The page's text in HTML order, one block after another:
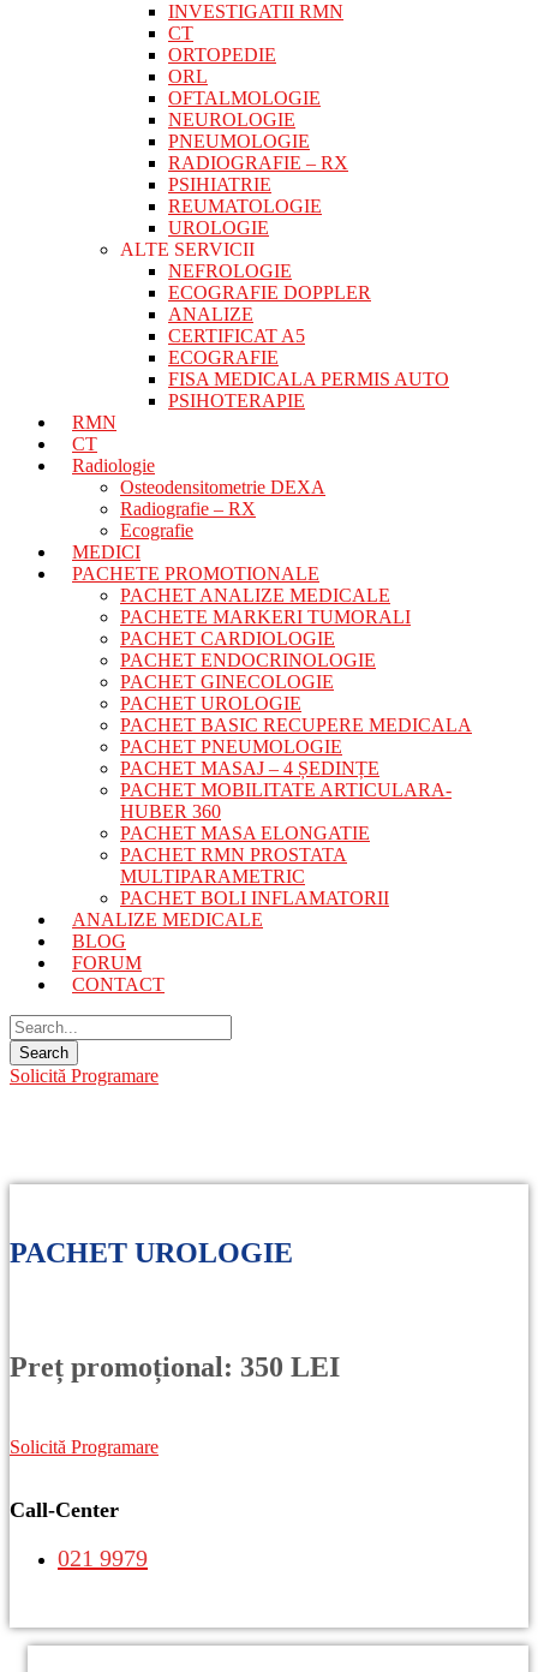
INVESTIGATII RMN
CT
ORTOPEDIE
ORL
OFTALMOLOGIE
NEUROLOGIE
PNEUMOLOGIE
RADIOGRAFIE – RX
PSIHIATRIE
REUMATOLOGIE
UROLOGIE
ALTE SERVICII
NEFROLOGIE
ECOGRAFIE DOPPLER
ANALIZE
CERTIFICAT A5
ECOGRAFIE
FISA MEDICALA PERMIS AUTO
PSIHOTERAPIE
RMN
CT
Radiologie
Osteodensitometrie DEXA
Radiografie – RX
Ecografie
MEDICI
PACHETE PROMOTIONALE
PACHET ANALIZE MEDICALE
PACHETE MARKERI TUMORALI
PACHET CARDIOLOGIE
PACHET ENDOCRINOLOGIE
PACHET GINECOLOGIE
PACHET UROLOGIE
PACHET BASIC RECUPERE MEDICALA
PACHET PNEUMOLOGIE
PACHET MASAJ – 4 ȘEDINȚE
PACHET MOBILITATE ARTICULARA-
HUBER 360
PACHET MASA ELONGATIE
PACHET RMN PROSTATA
MULTIPARAMETRIC
PACHET BOLI INFLAMATORII
ANALIZE MEDICALE
BLOG
FORUM
CONTACT
Solicită Programare
PACHET UROLOGIE
Preț promoțional: 350 LEI
Solicită Programare
Call-Center
021 9979